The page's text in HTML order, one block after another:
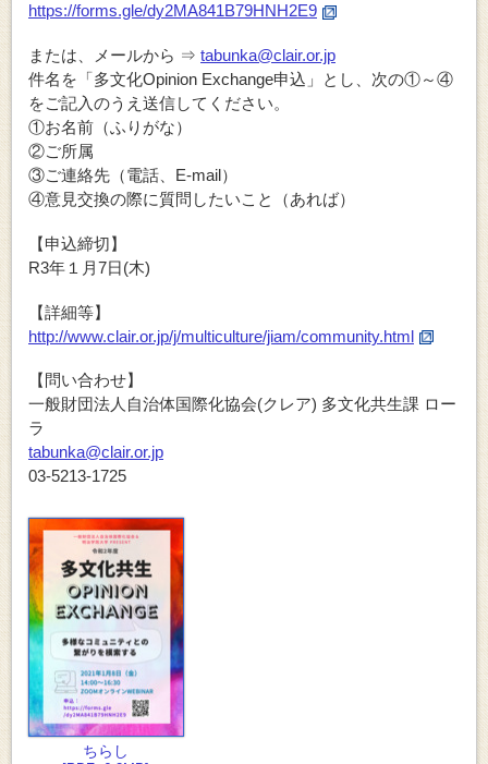
https://forms.gle/dy2MA841B79HNH2E9
または、メールから ⇒ tabunka@clair.or.jp
件名を「多文化Opinion Exchange申込」とし、次の①～④
をご記入のうえ送信してください。
①お名前（ふりがな）
②ご所属
③ご連絡先（電話、E-mail）
④意見交換の際に質問したいこと（あれば）
【申込締切】
R3年１月7日(木)
【詳細等】
http://www.clair.or.jp/j/multiculture/jiam/community.html
【問い合わせ】
一般財団法人自治体国際化協会(クレア) 多文化共生課 ロー
ラ
tabunka@clair.or.jp
03-5213-1725
ちらし